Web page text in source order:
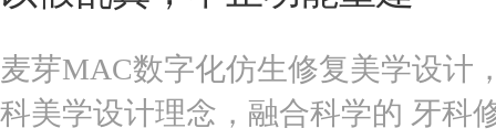
麦芽MAC数字化仿生修复美学设计
科美学设计理念，融合科学的 牙科